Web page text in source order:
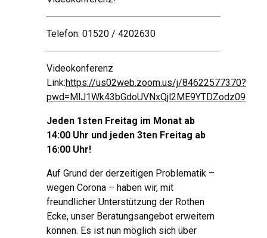
Telefon: 01520 / 4202630
Videokonferenz
Link:https://us02web.zoom.us/j/84622577370?
pwd=MlJ1Wk43bGdoUVNxQjl2ME9YTDZodz09
Jeden 1sten Freitag im Monat ab
14:00 Uhr und jeden 3ten Freitag ab
16:00 Uhr!
Auf Grund der derzeitigen Problematik –
wegen Corona – haben wir, mit
freundlicher Unterstützung der Rothen
Ecke, unser Beratungsangebot erweitern
können. Es ist nun möglich sich über